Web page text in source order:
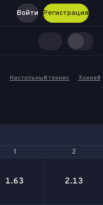
Регистрация
Войти
Настольный теннис Хоккей
1 2
1 2
1.63 2.13